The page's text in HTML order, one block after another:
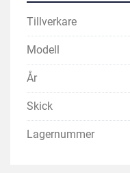
Tillverkare
Modell
År
Skick
Lagernummer